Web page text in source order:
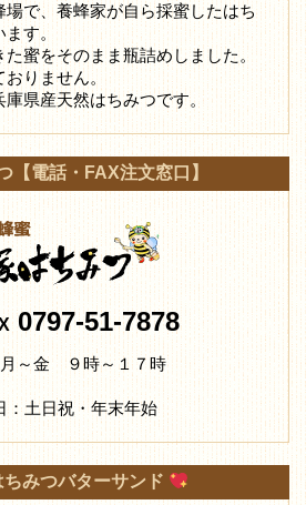
で、養蜂家が自ら採蜜したはち
ます。
蜜をそのまま瓶詰めしました。
おりません。
県産天然はちみつです。
【電話・FAX注文窓口】
0797-51-7878
～金 ９時～１７時
：土日祝・年末年始
ちみつバターサンド